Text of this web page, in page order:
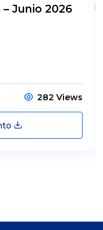
Junio 2026
282 Views